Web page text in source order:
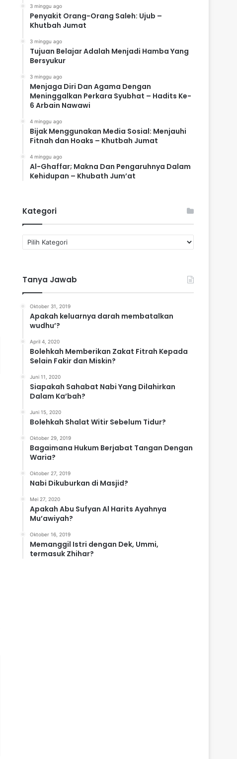
3 minggu ago
Penyakit Orang-Orang Saleh: Ujub –
Khutbah Jumat
3 minggu ago
Tujuan Belajar Adalah Menjadi Hamba Yang
Bersyukur
3 minggu ago
Menjaga Diri Dan Agama Dengan
Meninggalkan Perkara Syubhat – Hadits Ke-
6 Arbain Nawawi
4 minggu ago
Bijak Menggunakan Media Sosial: Menjauhi
Fitnah dan Hoaks – Khutbah Jumat
4 minggu ago
Al-Ghaffar; Makna Dan Pengaruhnya Dalam
Kehidupan – Khubath Jum’at
Kategori
a
g
o
Tanya Jawab
Oktober 31, 2019
Apakah keluarnya darah membatalkan
wudhu’?
April 4, 2020
Bolehkah Memberikan Zakat Fitrah Kepada
Selain Fakir dan Miskin?
Juni 11, 2020
Siapakah Sahabat Nabi Yang Dilahirkan
Dalam Ka’bah?
Juni 15, 2020
Bolehkah Shalat Witir Sebelum Tidur?
Oktober 29, 2019
Bagaimana Hukum Berjabat Tangan Dengan
Waria?
Oktober 27, 2019
Nabi Dikuburkan di Masjid?
Mei 27, 2020
Apakah Abu Sufyan Al Harits Ayahnya
Mu’awiyah?
Oktober 16, 2019
Memanggil Istri dengan Dek, Ummi,
termasuk Zhihar?